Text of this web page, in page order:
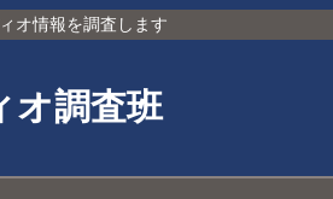
オ情報を調査します
オ調査班